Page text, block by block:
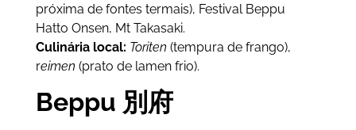
próxima de fontes termais), Festival Beppu
Hatto Onsen, Mt Takasaki.
Culinária local: Toriten (tempura de frango),
reimen (prato de lamen frio).
Beppu 別府